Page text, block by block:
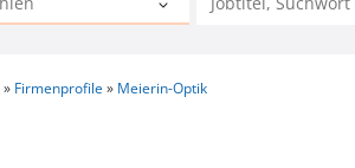
Firmenprofile Meierin-Optik